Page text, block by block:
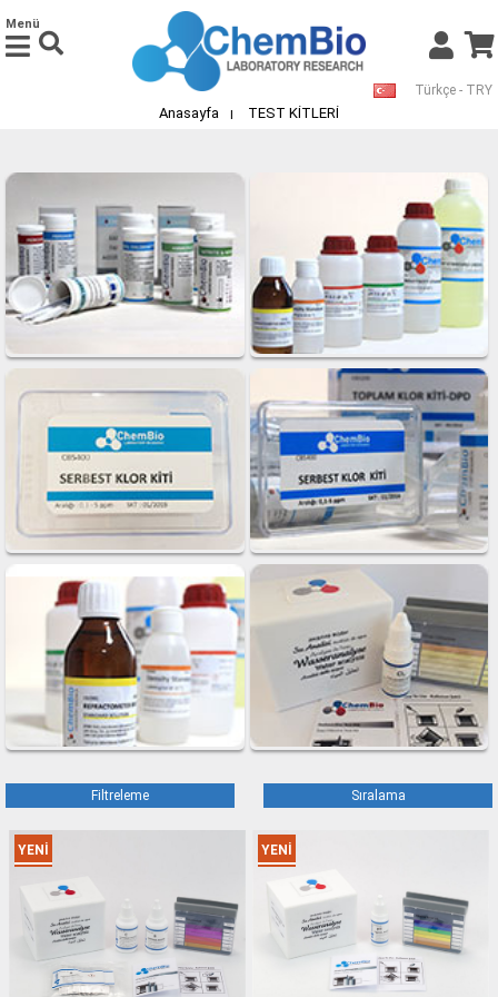
Türkçe - TRY
Menü
Anasayfa TEST KİTLERİ
Filtreleme Sıralama
YENI YENI